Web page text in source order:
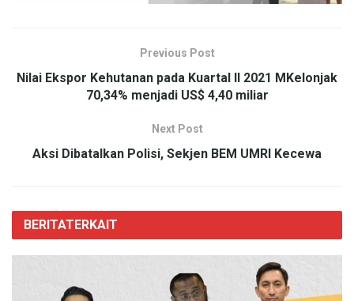
Previous Post
Nilai Ekspor Kehutanan pada Kuartal II 2021 MKelonjak
70,34% menjadi US$ 4,40 miliar
Next Post
Aksi Dibatalkan Polisi, Sekjen BEM UMRI Kecewa
BERITATERKAIT